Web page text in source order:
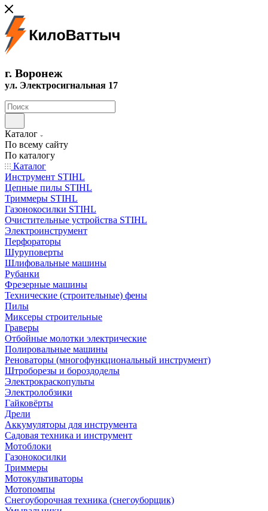
г. Воронеж
ул. Электросигнальная 17
Каталог
По всему сайту
По каталогу
Каталог
Инструмент STIHL
Цепные пилы STIHL
Триммеры STIHL
Газонокосилки STIHL
Очистительные устройства STIHL
Электроинструмент
Перфораторы
Шуруповерты
Шлифовальные машины
Рубанки
Фрезерные машины
Технические (строительные) фены
Пилы
Миксеры строительные
Граверы
Отбойные молотки электрические
Полировальные машины
Реноваторы (многофункциональный инструмент)
Штроборезы и бороздоделы
Электрокраскопульты
Электролобзики
Гайковёрты
Дрели
Аккумуляторы для инструмента
Садовая техника и инструмент
Мотоблоки
Газонокосилки
Триммеры
Мотокультиваторы
Мотопомпы
Снегоуборочная техника (снегоуборщик)